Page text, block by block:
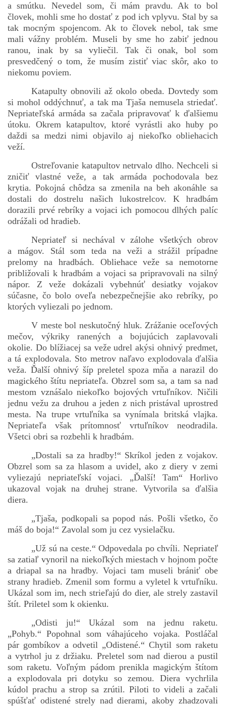
a smútku. Nevedel som, či mám pravdu. Ak to bol
človek, mohli sme ho dostať z pod ich vplyvu. Stal by sa
tak mocným spojencom. Ak to človek nebol, tak sme
mali vážny problém. Museli by sme ho zabiť jednou
ranou, inak by sa vyliečil. Tak či onak, bol som
presvedčený o tom, že musím zistiť viac skôr, ako to
niekomu poviem.
Katapulty obnovili až okolo obeda. Dovtedy som
si mohol oddýchnuť, a tak ma Tjaša nemusela striedať.
Nepriateľská armáda sa začala pripravovať k ďalšiemu
útoku. Okrem katapultov, ktoré vyrástli ako huby po
daždi sa medzi nimi objavilo aj niekoľko obliehacich
veží.
Ostreľovanie katapultov netrvalo dlho. Nechceli si
zničiť vlastné veže, a tak armáda pochodovala bez
krytia. Pokojná chôdza sa zmenila na beh akonáhle sa
dostali do dostrelu našich lukostrelcov. K hradbám
dorazili prvé rebríky a vojaci ich pomocou dlhých palíc
odrážali od hradieb.
Nepriateľ si nechával v zálohe všetkých obrov
a mágov. Stál som teda na veži a strážil prípadne
prelomy na hradbách. Obliehace veže sa nemotorne
približovali k hradbám a vojaci sa pripravovali na silný
nápor. Z veže dokázali vybehnúť desiatky vojakov
súčasne, čo bolo oveľa nebezpečnejšie ako rebríky, po
ktorých vyliezali po jednom.
V meste bol neskutočný hluk. Zrážanie oceľových
mečov, výkriky ranených a bojujúcich zaplavovali
okolie. Do blížiacej sa veže udrel akýsi ohnivý predmet,
a tá explodovala. Sto metrov naľavo explodovala ďalšia
veža. Ďalší ohnivý šíp preletel spoza mňa a narazil do
magického štítu nepriateľa. Obzrel som sa, a tam sa nad
mestom vznášalo niekoľko bojových vrtuľníkov. Ničili
jednu vežu za druhou a jeden z nich pristával uprostred
mesta. Na trupe vrtuľníka sa vynímala britská vlajka.
Nepriateľa však prítomnosť vrtuľníkov neodradila.
Všetci obri sa rozbehli k hradbám.
„Dostali sa za hradby!“ Skríkol jeden z vojakov.
Obzrel som sa za hlasom a uvidel, ako z diery v zemi
vyliezajú nepriateľskí vojaci. „Ďalší! Tam“ Horlivo
ukazoval vojak na druhej strane. Vytvorila sa ďalšia
diera.
„Tjaša, podkopali sa popod nás. Pošli všetko, čo
máš do boja!“ Zavolal som ju cez vysielačku.
„Už sú na ceste.“ Odpovedala po chvíli. Nepriateľ
sa zatiaľ vynoril na niekoľkých miestach v hojnom počte
a driapal sa na hradby. Vojaci tam museli brániť obe
strany hradieb. Zmenil som formu a vyletel k vrtuľníku.
Ukázal som im, nech strieľajú do dier, ale strely zastavil
štít. Priletel som k okienku.
„Odisti ju!“ Ukázal som na jednu raketu.
„Pohyb.“ Popohnal som váhajúceho vojaka. Postláčal
pár gombíkov a odvetil „Odistené.“ Chytil som raketu
a vytrhol ju z držiaku. Preletel som nad dierou a pustil
som raketu. Voľným pádom prenikla magickým štítom
a explodovala pri dotyku so zemou. Diera vychrlila
kúdol prachu a strop sa zrútil. Piloti to videli a začali
spúšťať odistené strely nad dierami, akoby zhadzovali